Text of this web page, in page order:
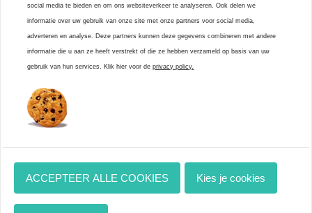
Sorteren op:
Geen reviews gevonden.
social media te bieden en om ons websiteverkeer te analyseren. Ook delen we
informatie over uw gebruik van onze site met onze partners voor social media,
adverteren en analyse. Deze partners kunnen deze gegevens combineren met andere
informatie die u aan ze heeft verstrekt of die ze hebben verzameld op basis van uw
gebruik van hun services. Klik hier voor deprivacy policy.
ACCEPTEER ALLE COOKIES Kies je cookies